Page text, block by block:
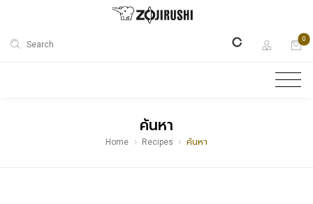
Search
0
ค้นหา
Home Recipes ค้นหา